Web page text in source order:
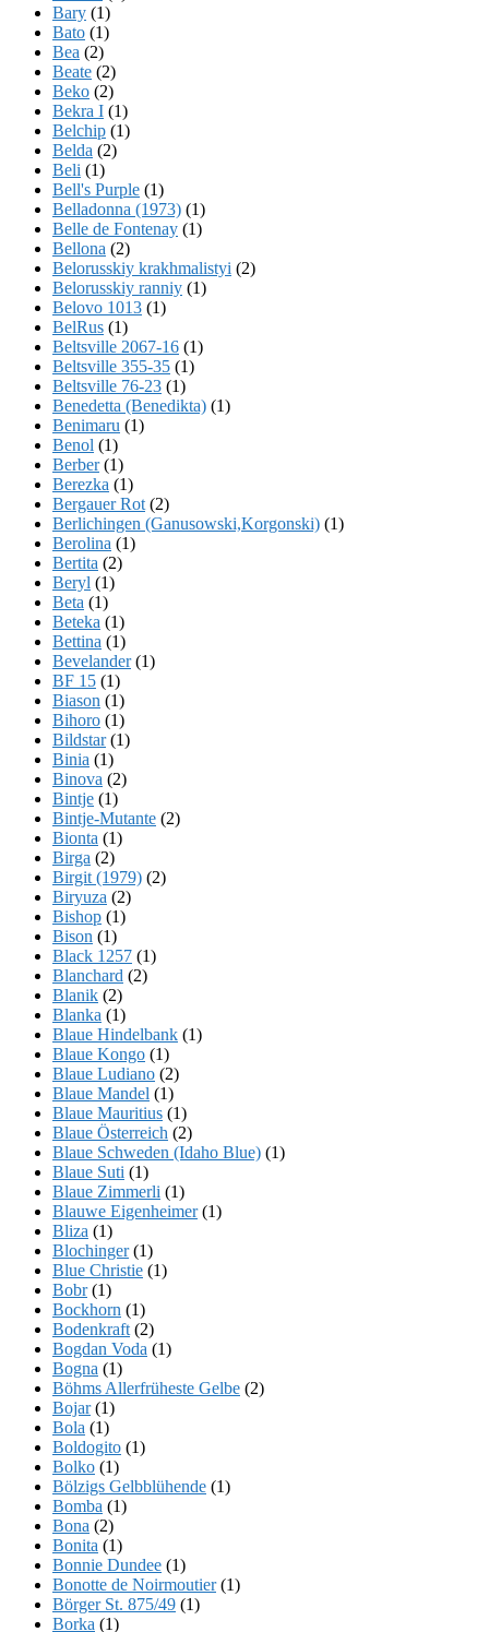
Bary (1)
Bato (1)
Bea (2)
Beate (2)
Beko (2)
Bekra I (1)
Belchip (1)
Belda (2)
Beli (1)
Bell's Purple (1)
Belladonna (1973) (1)
Belle de Fontenay (1)
Bellona (2)
Belorusskiy krakhmalistyi (2)
Belorusskiy ranniy (1)
Belovo 1013 (1)
BelRus (1)
Beltsville 2067-16 (1)
Beltsville 355-35 (1)
Beltsville 76-23 (1)
Benedetta (Benedikta) (1)
Benimaru (1)
Benol (1)
Berber(1)
Berezka (1)
Bergauer Rot (2)
Berlichingen (Ganusowski,Korgonski) (1)
Berolina (1)
Bertita (2)
Beryl (1)
Beta (1)
Beteka (1)
Bettina (1)
Bevelander(1)
BF 15 (1)
Biason (1)
Bihoro (1)
Bildstar(1)
Binia (1)
Binova (2)
Bintje (1)
Bintje-Mutante (2)
Bionta (1)
Birga (2)
Birgit (1979) (2)
Biryuza (2)
Bishop (1)
Bison (1)
Black 1257 (1)
Blanchard (2)
Blanik (2)
Blanka (1)
Blaue Hindelbank (1)
Blaue Kongo (1)
Blaue Ludiano (2)
Blaue Mandel (1)
Blaue Mauritius (1)
Blaue Österreich (2)
Blaue Schweden (Idaho Blue) (1)
Blaue Suti (1)
Blaue Zimmerli (1)
Blauwe Eigenheimer(1)
Bliza (1)
Blochinger(1)
Blue Christie (1)
Bobr(1)
Bockhorn (1)
Bodenkraft (2)
Bogdan Voda (1)
Bogna (1)
Böhms Allerfrüheste Gelbe (2)
Bojar(1)
Bola (1)
Boldogito (1)
Bolko (1)
Bölzigs Gelbblühende (1)
Bomba (1)
Bona (2)
Bonita (1)
Bonnie Dundee (1)
Bonotte de Noirmoutier(1)
Börger St. 875/49 (1)
Borka (1)